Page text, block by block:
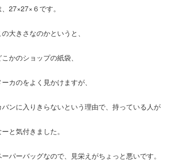
27×27×６です。
大きさなのかというと、
かのショップの紙袋、
カのをよく見かけますが、
バンに入りきらないという理由で、持っている人が
と気付きました。
パーバッグなので、見栄えがちょっと悪いです。